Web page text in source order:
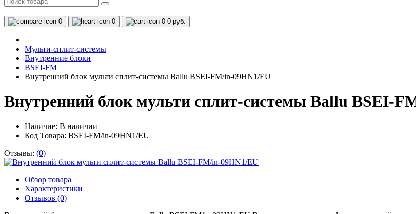
0 0 0 0 руб.
Мульти-сплит-системы
Внутренние блоки
BSEI-FM
Внутренний блок мульти сплит-системы Ballu BSEI-FM/in-09HN1/EU
Внутренний блок мульти сплит-системы Ballu BSEI-
Наличие: В наличии
Код Товара: BSEI-FM/in-09HN1/EU
Отзывы: (0)
Обзор товара
Характеристики
Отзывов (0)